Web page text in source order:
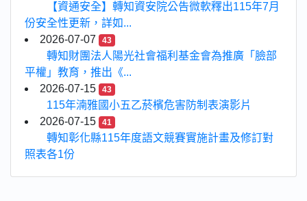
【資通安全】轉知資安院公告微軟釋出115年7月
份安全性更新，詳如...
2026-07-07
43
轉知財團法人陽光社會福利基金會為推廣「臉部
平權」教育，推出《...
2026-07-15
43
115年湳雅國小五乙菸檳危害防制表演影片
2026-07-15
41
轉知彰化縣115年度語文競賽實施計畫及修訂對
照表各1份